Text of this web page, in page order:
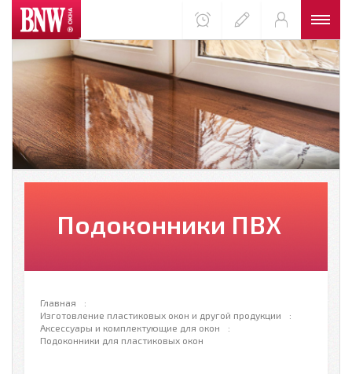
Подоконники ПВХ
Главная
Изготовление пластиковых окон и другой продукции
Аксессуары и комплектующие для окон
Подоконники для пластиковых окон